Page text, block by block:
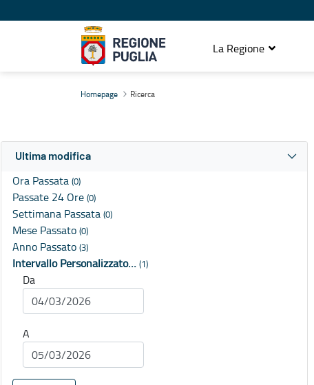
La Regione
Homepage Ricerca
Ultima modifica
Ora Passata (0)
Passate 24 Ore (0)
Settimana Passata (0)
Mese Passato (0)
Anno Passato (3)
Intervallo Personalizzato… (1)
Da
A